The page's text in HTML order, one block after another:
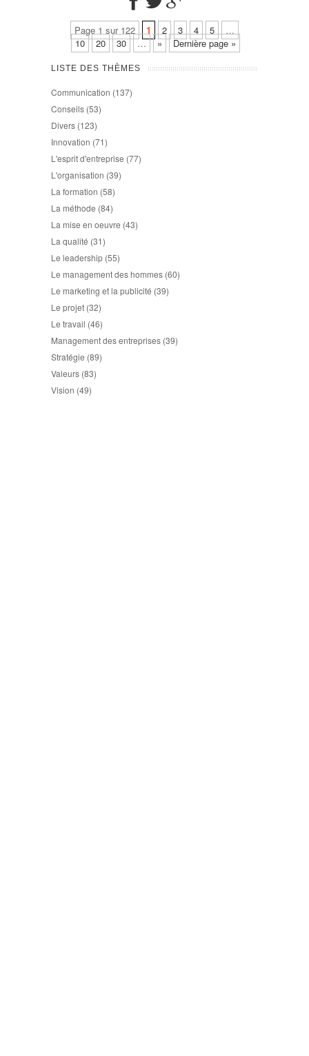
Page 1 sur 122 1 2 3 4 5
…
10
20 30 … » Dernière page »
LISTE DES THÈMES
Communication (137)
Conseils (53)
Divers (123)
Innovation (71)
L'esprit d'entreprise (77)
L'organisation (39)
La formation (58)
La méthode (84)
La mise en oeuvre (43)
La qualité (31)
Le leadership (55)
Le management des hommes (60)
Le marketing et la publicité (39)
Le projet (32)
Le travail (46)
Management des entreprises (39)
Stratégie (89)
Valeurs (83)
Vision (49)